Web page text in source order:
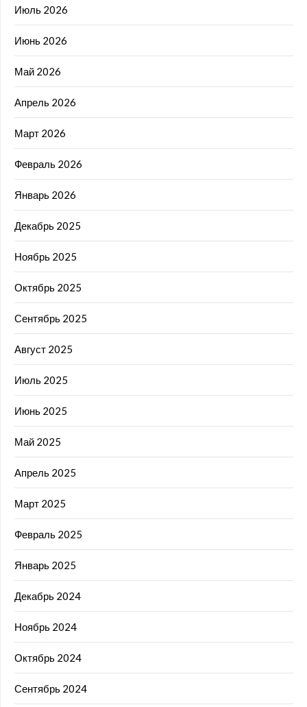
Июль 2026
Июнь 2026
Май 2026
Апрель 2026
Март 2026
Февраль 2026
Январь 2026
Декабрь 2025
Ноябрь 2025
Октябрь 2025
Сентябрь 2025
Август 2025
Июль 2025
Июнь 2025
Май 2025
Апрель 2025
Март 2025
Февраль 2025
Январь 2025
Декабрь 2024
Ноябрь 2024
Октябрь 2024
Сентябрь 2024